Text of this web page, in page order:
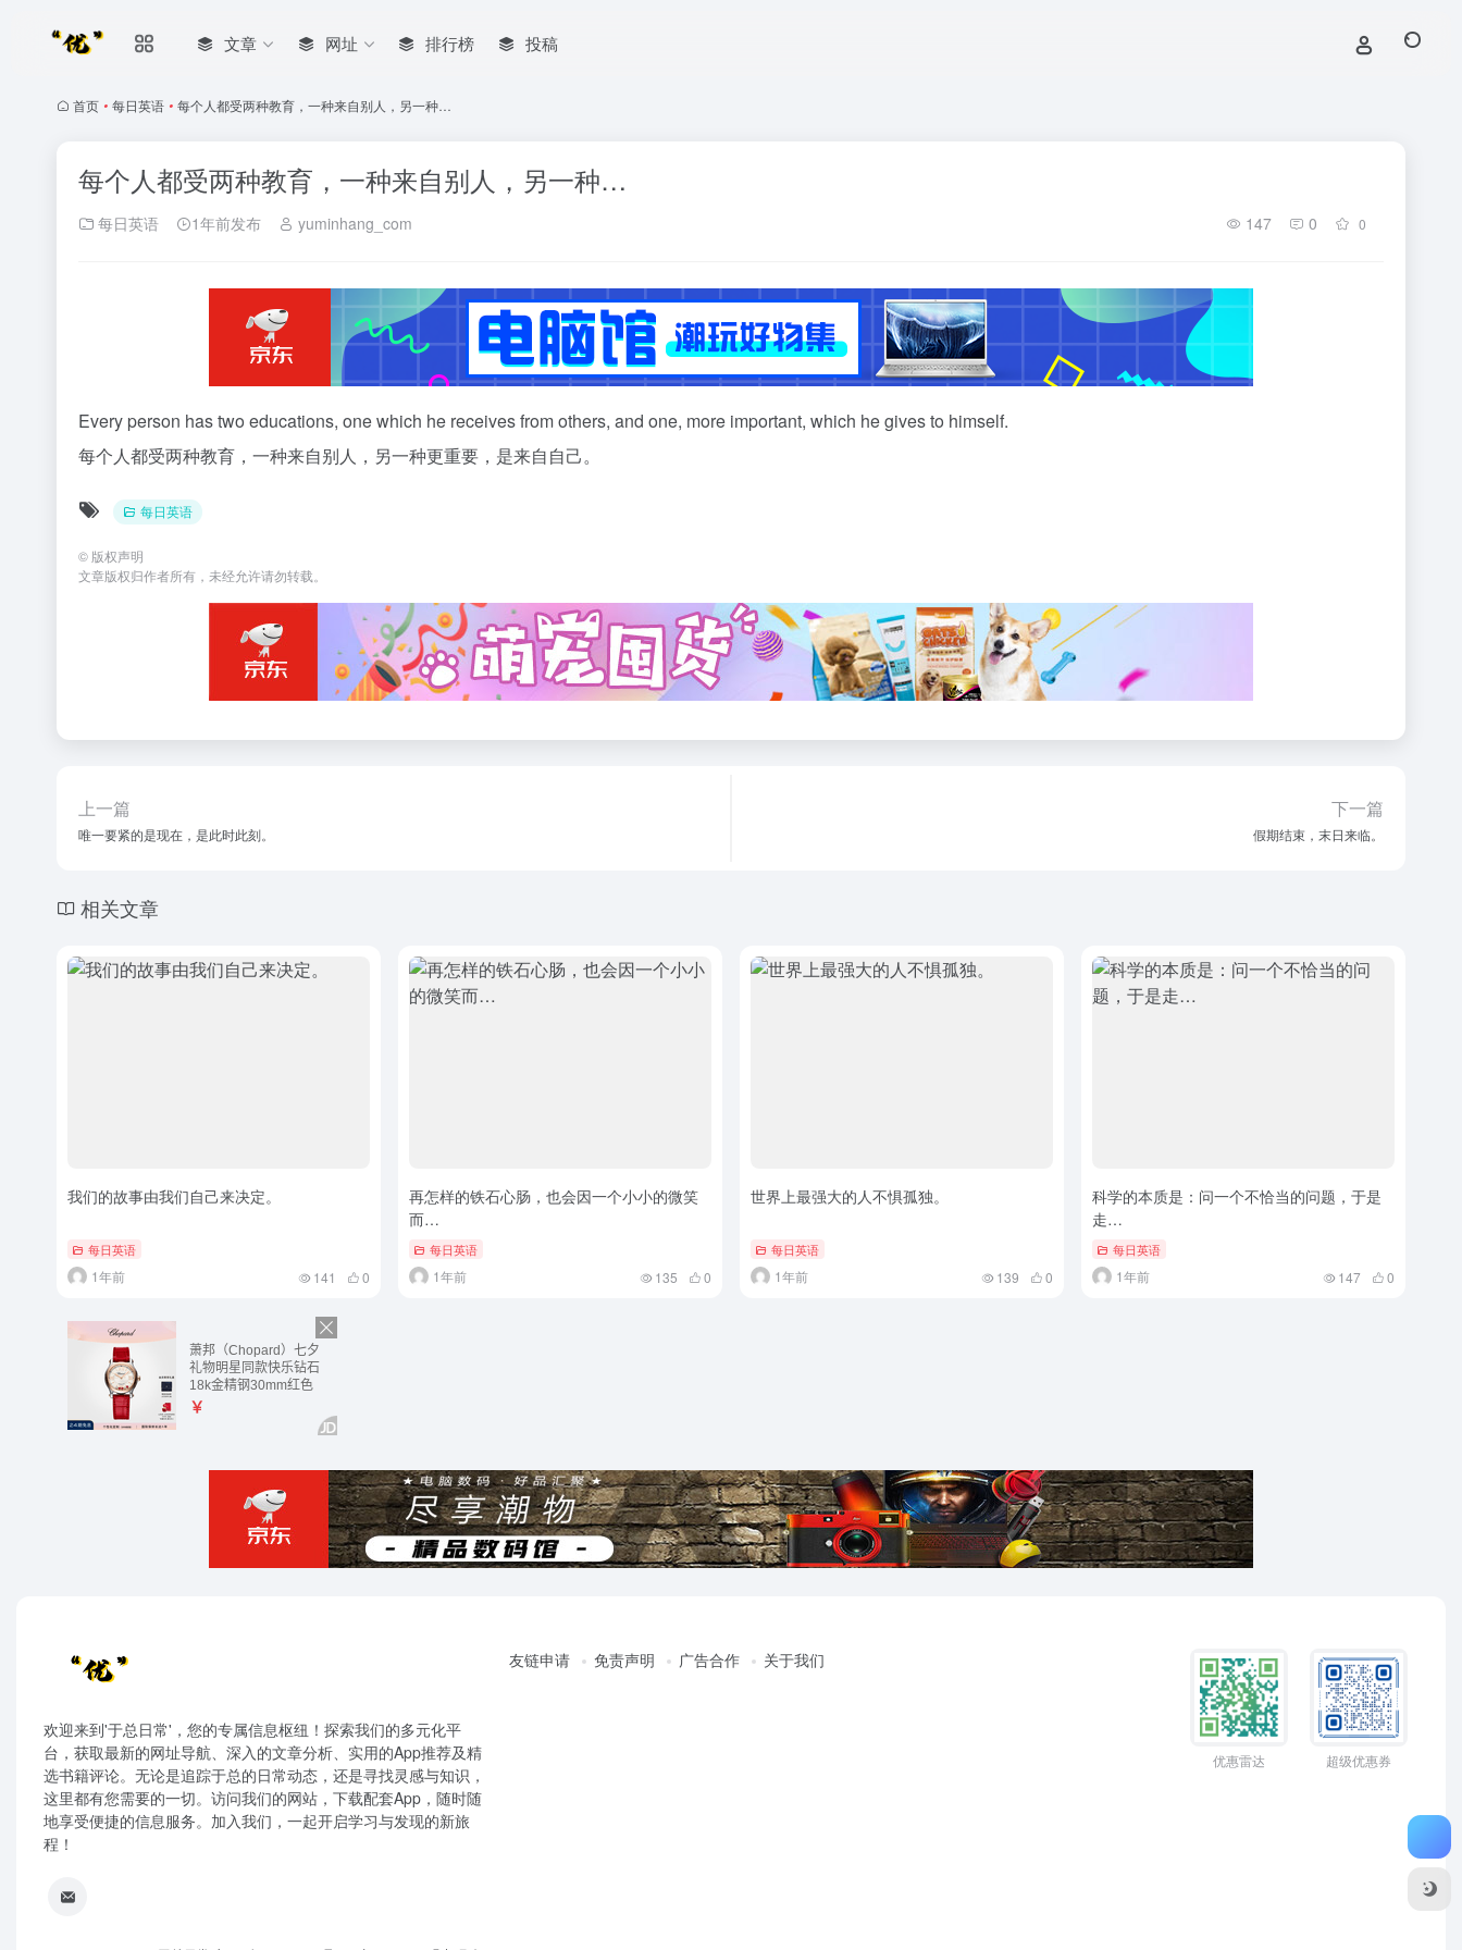
文章 网址 排行榜 投稿
首页 • 每日英语 • 每个人都受两种教育，一种来自别人，另一种…
每个人都受两种教育，一种来自别人，另一种…
每日英语 1年前发布 yuminhang_com 147 0 0
Every person has two educations, one which he receives from others, and one, more important, which he gives to himself.
每个人都受两种教育，一种来自别人，另一种更重要，是来自自己。
每日英语
© 版权声明
文章版权归作者所有，未经允许请勿转载。
上一篇
唯一要紧的是现在，是此时此刻。
下一篇
假期结束，末日来临。
相关文章
我们的故事由我们自己来决定。
每日英语
1年前 141 0
再怎样的铁石心肠，也会因一个小小的微笑
而…
每日英语
1年前 135 0
世界上最强大的人不惧孤独。
每日英语
1年前 139 0
科学的本质是：问一个不恰当的问题，于是
走…
每日英语
1年前 147 0
欢迎来到'于总日常'，您的专属信息枢纽！探索我们的多元化平
台，获取最新的网址导航、深入的文章分析、实用的App推荐及精
选书籍评论。无论是追踪于总的日常动态，还是寻找灵感与知识，
这里都有您需要的一切。访问我们的网站，下载配套App，随时随
地享受便捷的信息服务。加入我们，一起开启学习与发现的新旅
程！
友链申请 免责声明 广告合作 关于我们
优惠雷达 超级优惠券